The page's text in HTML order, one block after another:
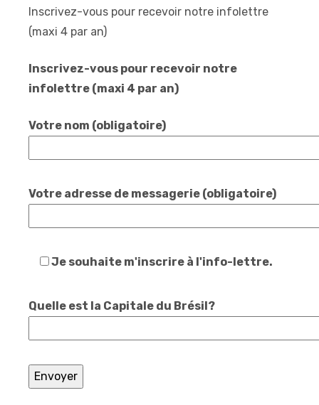
Inscrivez-vous pour recevoir notre infolettre
(maxi 4 par an)
Inscrivez-vous pour recevoir notre
infolettre (maxi 4 par an)
Votre nom (obligatoire)
Votre adresse de messagerie (obligatoire)
Je souhaite m'inscrire à l'info-lettre.
Quelle est la Capitale du Brésil?